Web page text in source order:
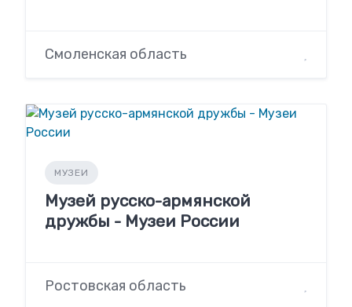
Смоленская область
МУЗЕИ
Музей русско-армянской
дружбы - Музеи России
Ростовская область